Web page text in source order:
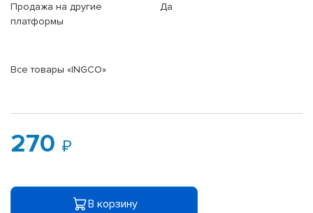
Продажа на другие
платформы
Да
Все товары «INGCO»
270
В корзину